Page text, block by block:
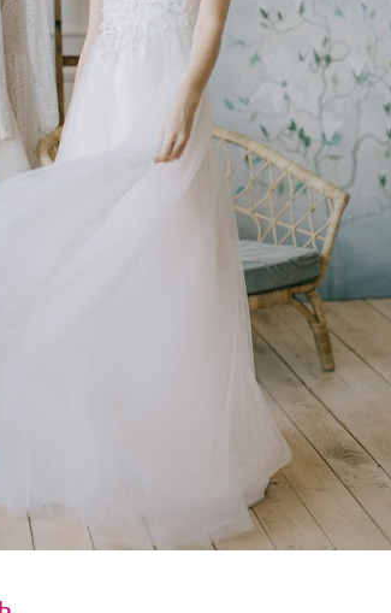
платья
платья
По стилю
Принцесса